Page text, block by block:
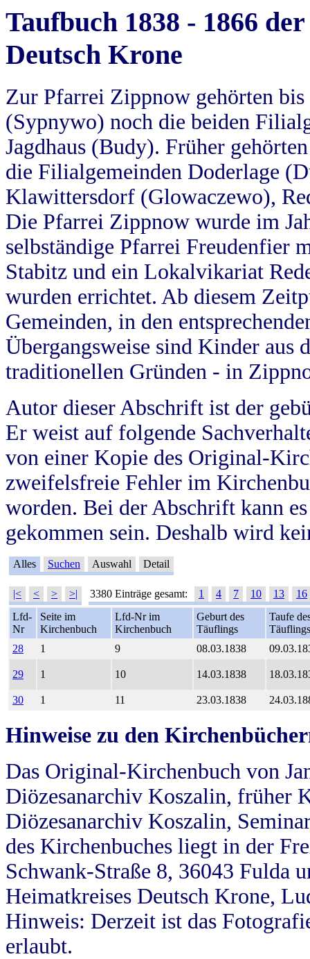
Taufbuch 1838 - 1866
Deutsch Krone
Zur Pfarrei Zippnow gehörten
(Sypnywo) noch die beiden
Jagdhaus (Budy). Früher
die Filialgemeinden Doderlage
Klawittersdorf (Glowaczewo),
Die Pfarrei Zippnow wurde im
selbständige Pfarrei Freudenfier
Stabitz und ein Lokalvikariat
wurden errichtet. Ab diesem
Gemeinden, in den
Übergangsweise sind Kinder aus
traditionellen Gründen - in
Autor dieser Abschrift ist der
Er weist auf folgende
von einer Kopie des Original-
zweifelsfreie Fehler im
worden. Bei der Abschrift kann
gekommen sein. Deshalb wird
Alles Suchen Auswahl Detail
|< < > >| 3380 Einträge gesamt: 1 4 7 10 13
16
Lfd-
Nr
Seite im
Kirchenbuch
Lfd-Nr im
Kirchenbuch
Geburt des
Täuflings
Taufe
Täuflings
28
1 9 08.03.1838
29 1 10 14.03.1838
30 1 11 23.03.1838
Hinweise zu den
Das Original-Kirchenbuch von
Diözesanarchiv Koszalin, früher
Diözesanarchiv Koszalin,
des Kirchenbuches liegt in der
Schwank-Straße 8, 36043 Fulda
Heimatkreises Deutsch Krone,
Hinweis: Derzeit ist das
erlaubt.